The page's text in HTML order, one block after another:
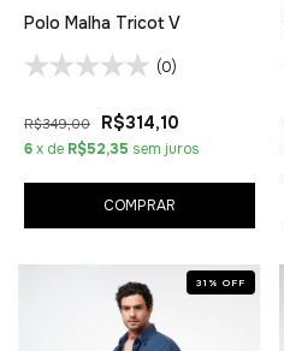
Polo Malha Tricot V
(0)
R$349,00 R$314,10
6x de R$52,35 sem juros
COMPRAR
31 % OFF